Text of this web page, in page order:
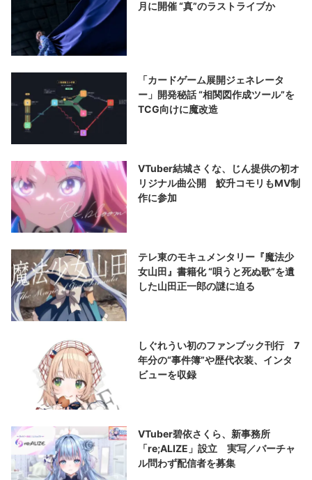
月に開催 “真”のラストライブか
「カードゲーム展開ジェネレータ
ー」開発秘話 “相関図作成ツール”を
TCG向けに魔改造
VTuber結城さくな、じん提供の初オ
リジナル曲公開 鮫升コモリもMV制
作に参加
テレ東のモキュメンタリー『魔法少
女山田』書籍化 “唄うと死ぬ歌”を遺
した山田正一郎の謎に迫る
しぐれうい初のファンブック刊行 7
年分の“事件簿”や歴代衣装、インタ
ビューを収録
VTuber碧依さくら、新事務所
「re;ALIZE」設立 実写／バーチャ
ル問わず配信者を募集